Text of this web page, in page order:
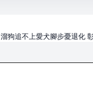
溜狗追不上愛犬腳步憂退化